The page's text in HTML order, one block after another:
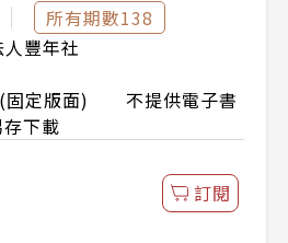
所有期數138
豐年社
固定版面) 不提供電子書
下載
訂閱